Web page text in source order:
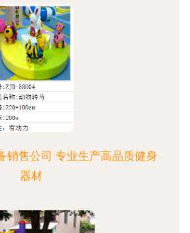
销售公司 专业生产高品质健身
器材